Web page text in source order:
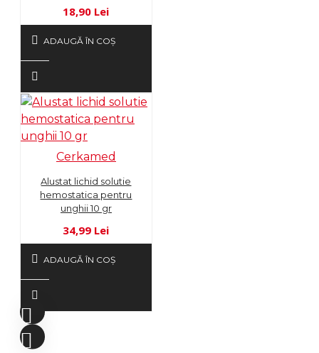
18,90 Lei
ADAUGĂ ÎN COŞ
Cerkamed
Alustat lichid solutie
hemostatica pentru
unghii 10 gr
34,99 Lei
ADAUGĂ ÎN COŞ